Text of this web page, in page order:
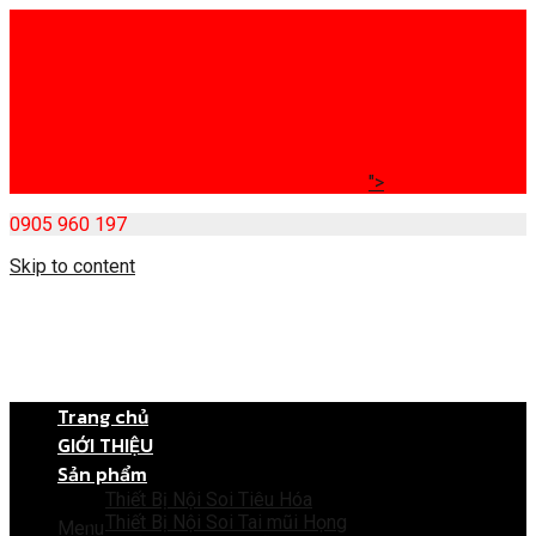
">
0905 960 197
Skip to content
Menu
Trang chủ
GIỚI THIỆU
Sản phẩm
Thiết Bị Nội Soi Tiêu Hóa
Thiết Bị Nội Soi Tai mũi Họng